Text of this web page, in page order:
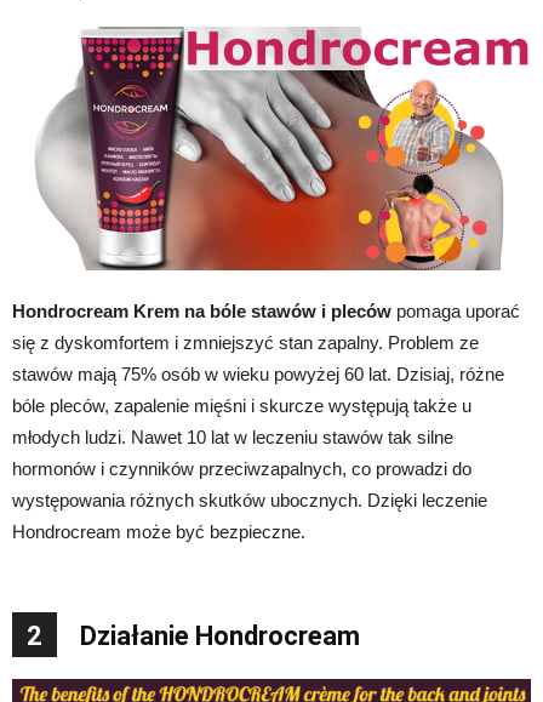
Hondrocream Krem na bóle stawów i pleców pomaga uporać
się z dyskomfortem i zmniejszyć stan zapalny. Problem ze
stawów mają 75% osób w wieku powyżej 60 lat. Dzisiaj, różne
bóle pleców, zapalenie mięśni i skurcze występują także u
młodych ludzi. Nawet 10 lat w leczeniu stawów tak silne
hormonów i czynników przeciwzapalnych, co prowadzi do
występowania różnych skutków ubocznych. Dzięki leczenie
Hondrocream może być bezpieczne.
2 Działanie Hondrocream